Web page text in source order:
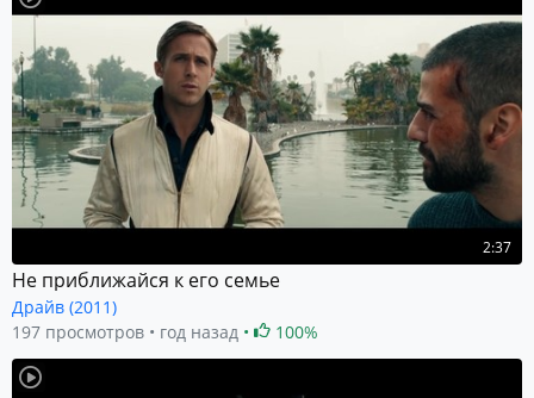
2:37
Не приближайся к его семье
Драйв (2011)
197 просмотров
год назад 100%